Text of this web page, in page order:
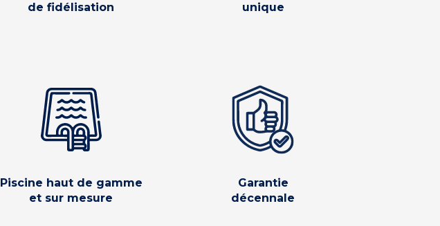
de fidélisation
unique
Piscine haut de gamme
et sur mesure
Garantie
décennale